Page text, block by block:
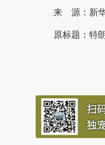
来 源：新
原标题： 特